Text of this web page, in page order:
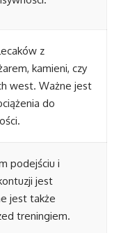
z
kamieni, czy
west. Ważne jest
do
podejściu i
jest
jest także
treningiem.